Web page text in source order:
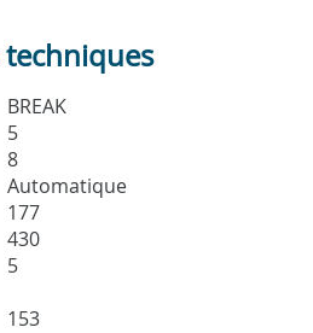
BREAK
5
8
Automatique
177
430
5
153